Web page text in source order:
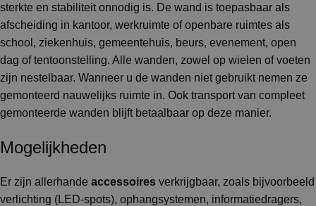
sterkte en stabiliteit onnodig is. De wand is toepasbaar als
afscheiding in kantoor, werkruimte of openbare ruimtes als
school, ziekenhuis, gemeentehuis, beurs, evenement, open
dag of tentoonstelling. Alle wanden, zowel op wielen of voeten
zijn nestelbaar. Wanneer u de wanden niet gebruikt nemen ze
gemonteerd nauwelijks ruimte in. Ook transport van compleet
gemonteerde wanden blijft betaalbaar op deze manier.
Mogelijkheden
Er zijn allerhande accessoires verkrijgbaar, zoals bijvoorbeeld
verlichting (LED-spots), ophangsystemen, informatiedragers,